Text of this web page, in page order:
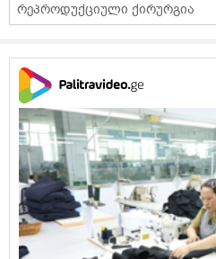
რეპროდუქციული ქირურგია